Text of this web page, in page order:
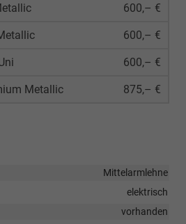
600,– €
600,– €
600,– €
Metallic 875,– €
Mittelarmlehne
elektrisch
vorhanden